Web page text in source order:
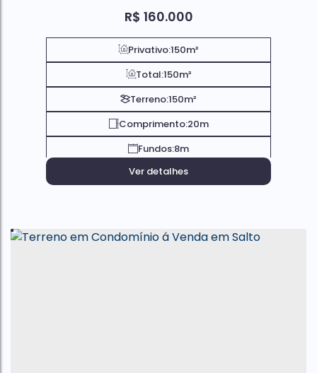
R$ 160.000
Privativo:150m²
Total:150m²
Terreno:150m²
Comprimento:20m
Fundos:8m
Ver detalhes